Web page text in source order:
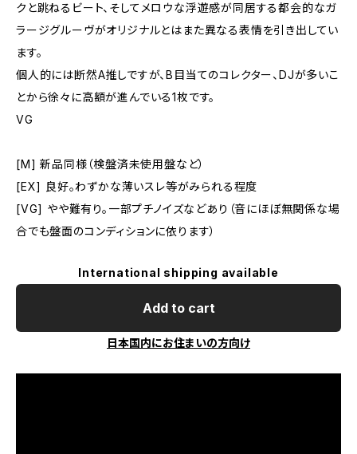
クと跳ねるビート、そしてメロウな浮遊感が同居する都会的なガ
ラージグルーヴがオリジナルとはまた異なる表情を引き出してい
ます。
個人的には断然A推しですが、B目当てのコレクター、DJが多いこ
とから徐々に高額が進んでいる1枚です。
VG
[M] 新品同様（検盤済未使用盤など）
[EX] 良好。わずかな薄いスレ等がみられる程度
[VG] やや難有り。一部プチノイズなどあり（音にほぼ無関係な場
合でも盤面のコンディションに依ります）
International shipping available
Add to cart
日本国内にお住まいの方向け